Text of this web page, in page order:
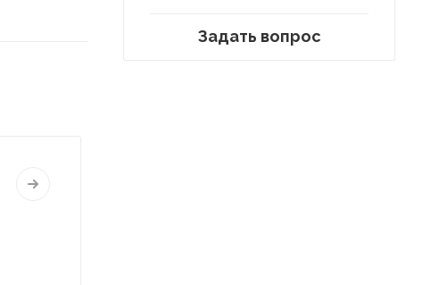
Задать вопрос